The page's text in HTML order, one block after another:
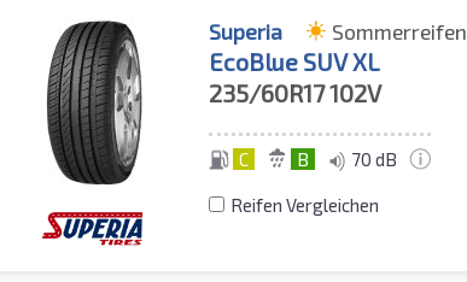
Superia Sommerreifen
EcoBlue SUV XL
235/60R17102V
C B 70 dB
Reifen Vergleichen